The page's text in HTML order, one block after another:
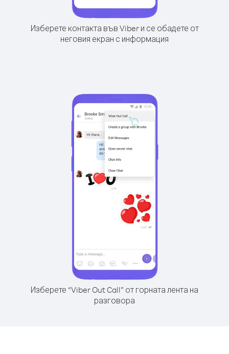
Изберете контакта във Viber и се обадете от
неговия екран с информация
Изберете “Viber Out Call” от горната лента на
разговора